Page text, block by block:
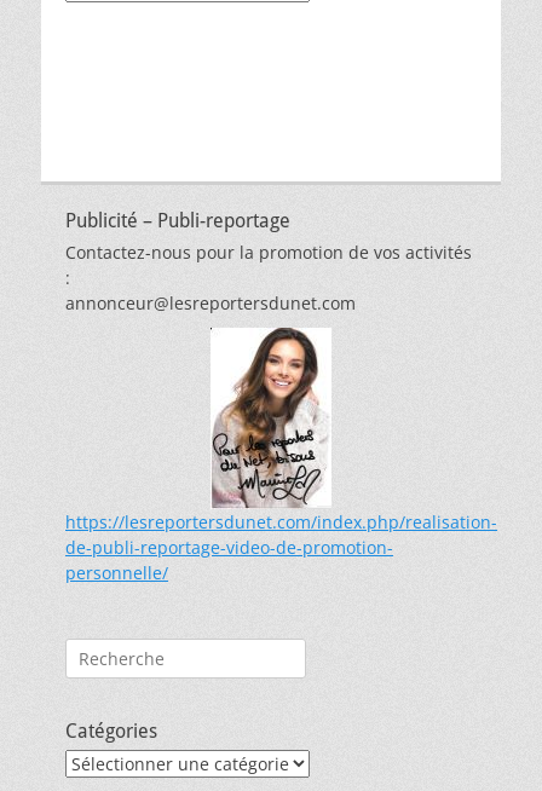
Publicité – Publi-reportage
Contactez-nous pour la promotion de vos activités
:
annonceur@lesreportersdunet.com
https://lesreportersdunet.com/index.php/realisation-
de-publi-reportage-video-de-promotion-
personnelle/
Rechercher :
Catégories
Catégories